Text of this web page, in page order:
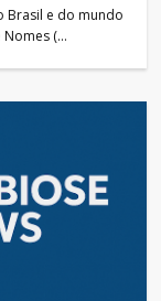
Brasil e do mundo
Nomes (…